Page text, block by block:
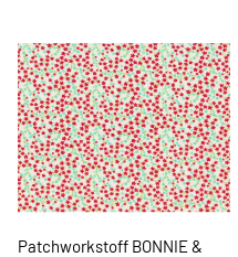
Patchworkstoff BONNIE &